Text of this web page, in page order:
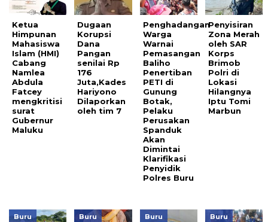
Ketua
Himpunan
Mahasiswa
Islam (HMI)
Cabang
Namlea
Abdula
Fatcey
mengkritisi
surat
Gubernur
Maluku
Dugaan
Korupsi
Dana
Pangan
senilai Rp
176
Juta,Kades
Hariyono
Dilaporkan
oleh tim 7
Penghadangan
Warga
Warnai
Pemasangan
Baliho
Penertiban
PETI di
Gunung
Botak,
Pelaku
Perusakan
Spanduk
Akan
Dimintai
Klarifikasi
Penyidik
Polres Buru
Penyisiran
Zona Merah
oleh SAR
Korps
Brimob
Polri di
Lokasi
Hilangnya
Iptu Tomi
Marbun
Buru Buru Buru Buru